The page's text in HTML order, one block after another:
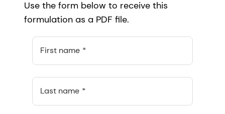
Use the form below to receive this
formulation as a PDF file.
First name
Last name